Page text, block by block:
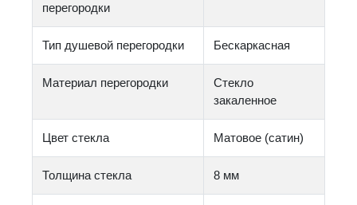
перегородки
Тип душевой перегородки Бескаркасная
Материал перегородки
Стекло
закаленное
Цвет стекла Матовое (сатин)
Толщина стекла 8 мм